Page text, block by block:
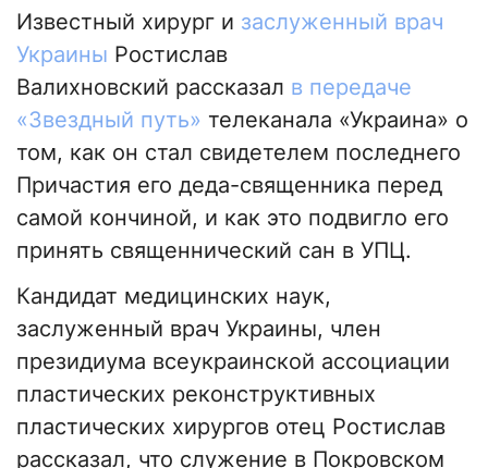
Известный хирург и заслуженный врач
Украины Ростислав
Валихновский рассказал в передаче
«Звездный путь» телеканала «Украина» о
том, как он стал свидетелем последнего
Причастия его деда-священника перед
самой кончиной, и как это подвигло его
принять священнический сан в УПЦ.
Кандидат медицинских наук,
заслуженный врач Украины, член
президиума всеукраинской ассоциации
пластических реконструктивных
пластических хирургов отец Ростислав
рассказал, что служение в Покровском